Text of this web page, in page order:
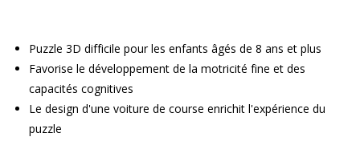
Puzzle 3D difficile pour les enfants âgés de 8 ans et plus
Favorise le développement de la motricité fine et des
capacités cognitives
Le design d'une voiture de course enrichit l'expérience du
puzzle